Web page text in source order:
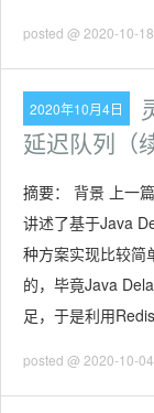
posted @ 2020-10-
2020年10月4日
延迟队列（
摘要： 背景 上一
讲述了基于Java
种方案实现比较简
的，毕竟Java
足，于是利用
posted @ 2020-10-